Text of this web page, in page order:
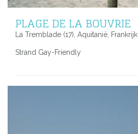
PLAGE DE LA BOUVRIE
La Tremblade (17), Aquitanië, Frankrijk
Strand Gay-Friendly